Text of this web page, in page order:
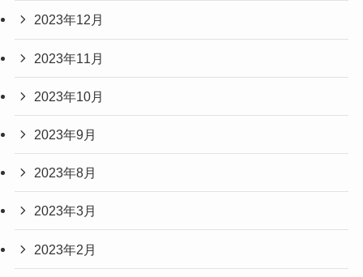
2023年12月
2023年11月
2023年10月
2023年9月
2023年8月
2023年3月
2023年2月